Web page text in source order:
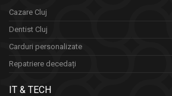
Cazare Cluj
Dentist Cluj
Carduri personalizate
Repatriere decedați
IT & TECH